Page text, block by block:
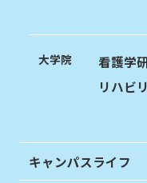
大学院
看護学
リハビ
キャンパスライフ